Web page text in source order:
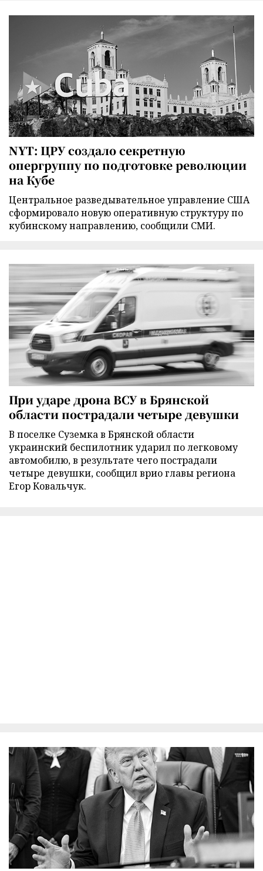
NYT: ЦРУ создало секретную
опергруппу по подготовке революции
на Кубе
Центральное разведывательное управление США
сформировало новую оперативную структуру по
кубинскому направлению, сообщили СМИ.
При ударе дрона ВСУ в Брянской
области пострадали четыре девушки
В поселке Суземка в Брянской области
украинский беспилотник ударил по легковому
автомобилю, в результате чего пострадали
четыре девушки, сообщил врио главы региона
Егор Ковальчук.